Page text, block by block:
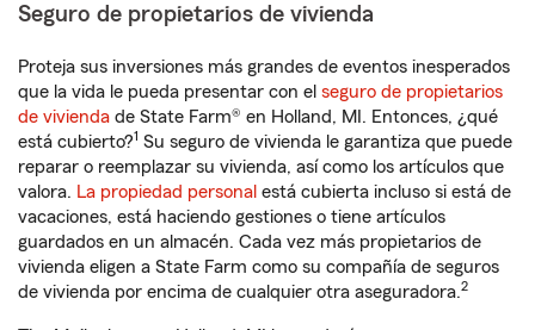
Seguro de propietarios de vivienda
Proteja sus inversiones más grandes de eventos inesperados
que la vida le pueda presentar con el seguro de propietarios
de vivienda de State Farm® en Holland, MI. Entonces, ¿qué
está cubierto?1 Su seguro de vivienda le garantiza que puede
reparar o reemplazar su vivienda, así como los artículos que
valora. La propiedad personal está cubierta incluso si está de
vacaciones, está haciendo gestiones o tiene artículos
guardados en un almacén. Cada vez más propietarios de
vivienda eligen a State Farm como su compañía de seguros
de vivienda por encima de cualquier otra aseguradora.2